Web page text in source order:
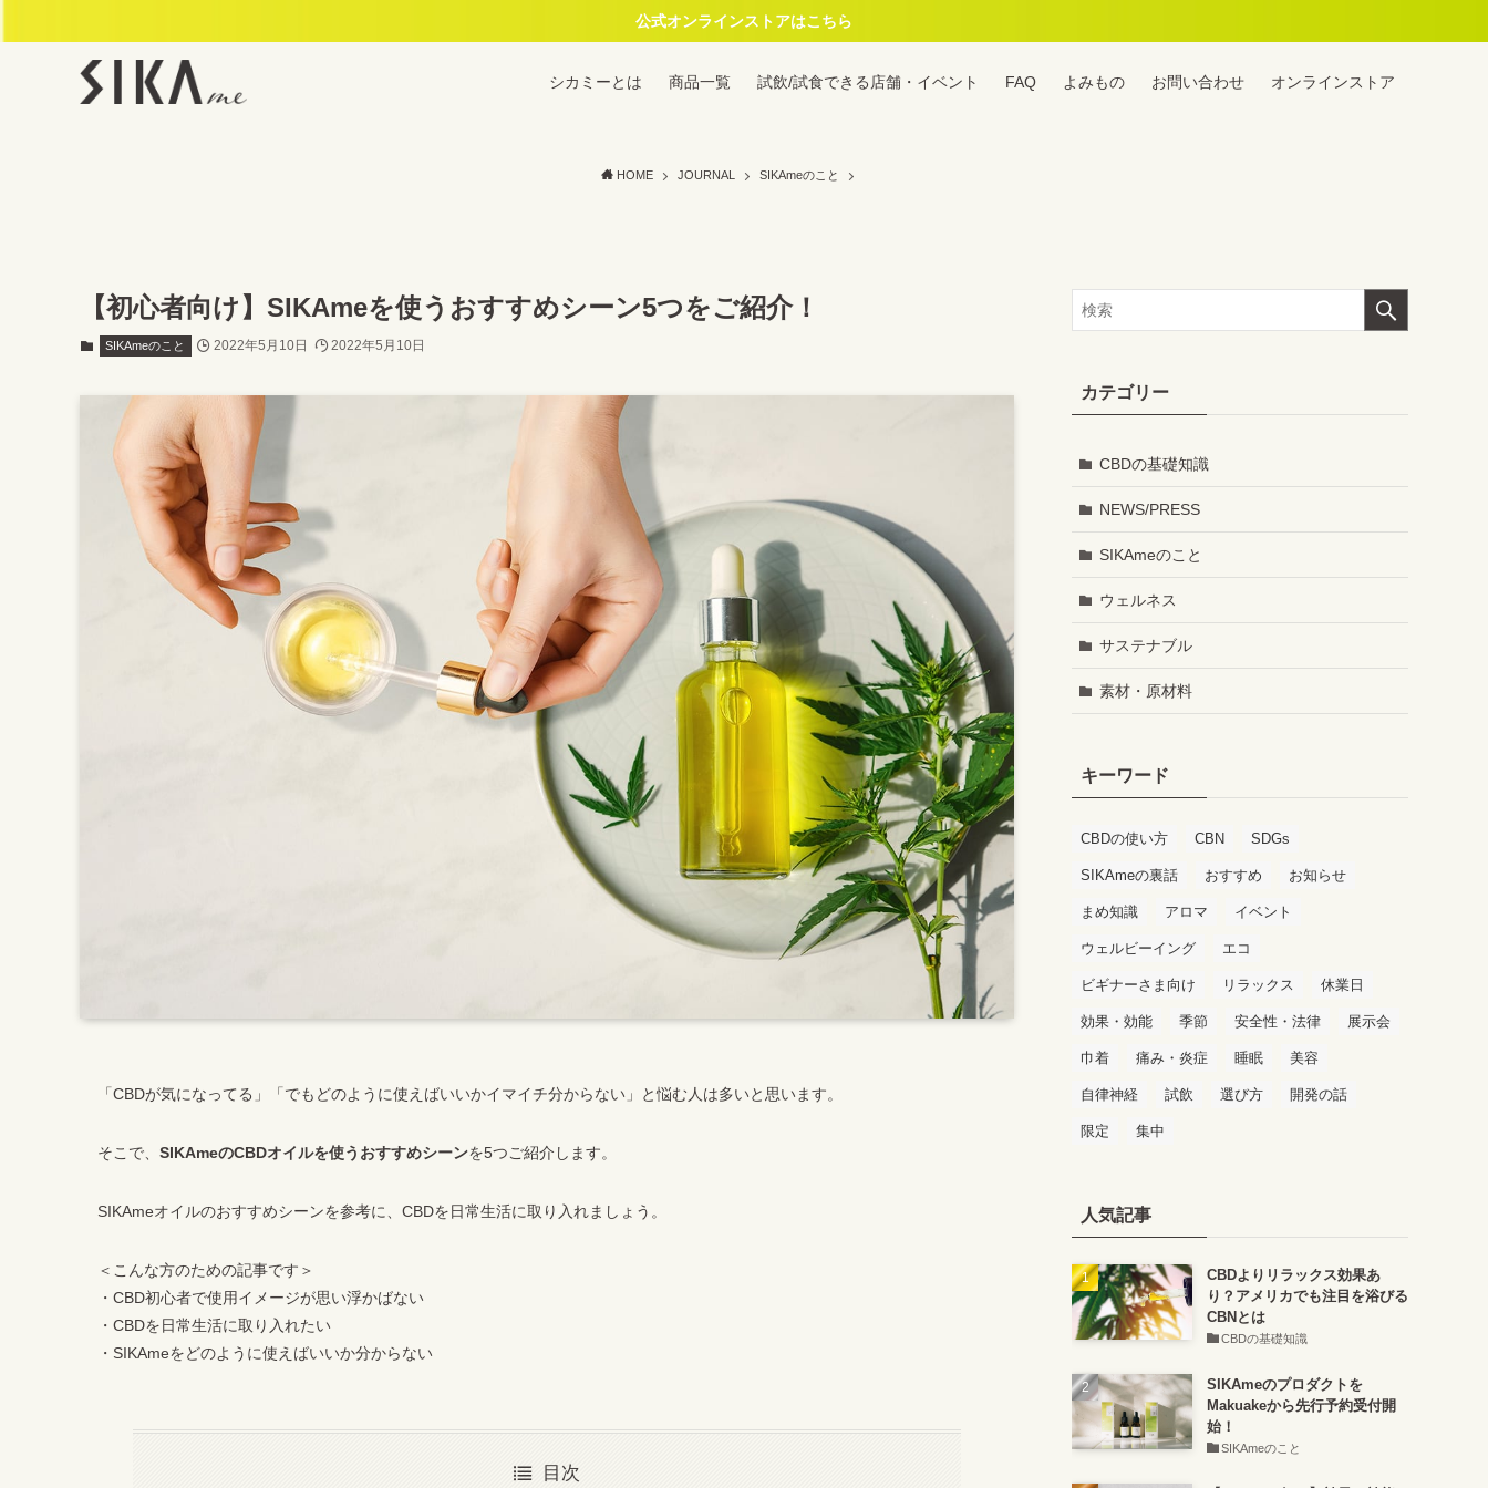
公式オンラインストアはこちら
シカミーとは 商品一覧 試飲/試食できる店舗・イベント FAQ よみもの お問い合わせ オンラインストア
HOME JOURNAL SIKAmeのこと
【初心者向け】SIKAmeを使うおすすめシーン5つをご紹介！
SIKAmeのこと 2022年5月10日 2022年5月10日
「CBDが気になってる」「でもどのように使えばいいかイマイチ分からない」と悩む人は多いと思います。
そこで、 SIKAmeのCBDオイルを使うおすすめシーンを5つご紹介します。
SIKAmeオイルのおすすめシーンを参考に、CBDを日常生活に取り入れましょう。
＜こんな方のための記事です＞
・CBD初心者で使用イメージが思い浮かばない
・CBDを日常生活に取り入れたい
・SIKAmeをどのように使えばいいか分からない
目次
カテゴリー
CBDの基礎知識
NEWS/PRESS
SIKAmeのこと
ウェルネス
サステナブル
素材・原材料
キーワード
CBDの使い方 CBN SDGs
SIKAmeの裏話 おすすめ お知らせ
まめ知識 アロマ イベント
ウェルビーイング エコ
ビギナーさま向け リラックス 休業日
効果・効能 季節 安全性・法律 展示会
巾着 痛み・炎症 睡眠 美容
自律神経 試飲 選び方 開発の話
限定 集中
人気記事
CBDよりリラックス効果あ
り？アメリカでも注目を浴びる
CBNとは
CBDの基礎知識
SIKAmeのプロダクトを
Makuakeから先行予約受付開
始！
SIKAmeのこと